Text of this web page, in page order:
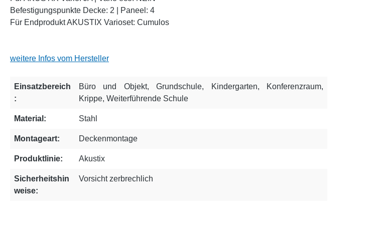
Befestigungspunkte Decke: 2 | Paneel: 4
Für Endprodukt AKUSTIX Varioset: Cumulos
weitere Infos vom Hersteller
Einsatzbereich
:
Büro und Objekt, Grundschule, Kindergarten, Konferenzraum,
Krippe, Weiterführende Schule
Material: Stahl
Montageart: Deckenmontage
Produktlinie: Akustix
Sicherheitshin
weise:
Vorsicht zerbrechlich